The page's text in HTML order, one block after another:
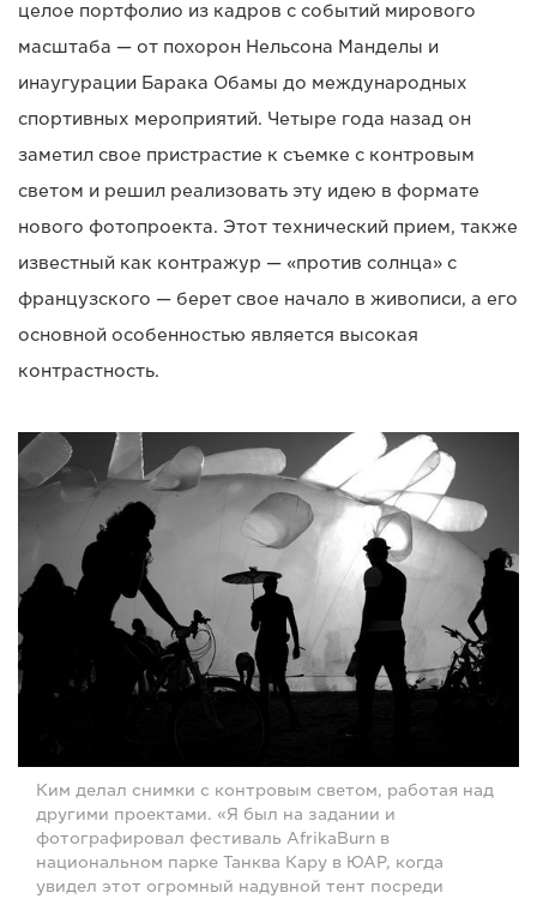
целое портфолио из кадров с событий мирового
масштаба — от похорон Нельсона Манделы и
инаугурации Барака Обамы до международных
спортивных мероприятий. Четыре года назад он
заметил свое пристрастие к съемке с контровым
светом и решил реализовать эту идею в формате
нового фотопроекта. Этот технический прием, также
известный как контражур — «против солнца» с
французского — берет свое начало в живописи, а его
основной особенностью является высокая
контрастность.
Ким делал снимки с контровым светом, работая над
другими проектами. «Я был на задании и
фотографировал фестиваль AfrikaBurn в
национальном парке Танква Кару в ЮАР, когда
увидел этот огромный надувной тент посреди